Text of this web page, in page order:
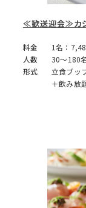
≪歓送迎会≫カ
料金
1名：
人数
30～180
形式
立食ブッ
＋飲み放